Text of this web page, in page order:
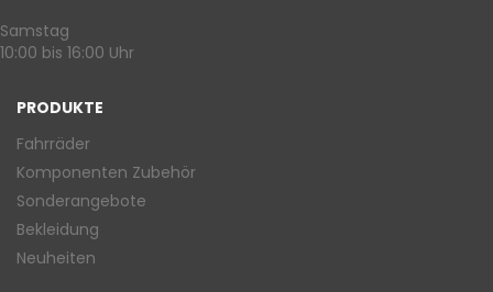
Samstag
10:00 bis 16:00 Uhr
PRODUKTE
Fahrräder
Komponenten Zubehör
Sonderangebote
Bekleidung
Neuheiten